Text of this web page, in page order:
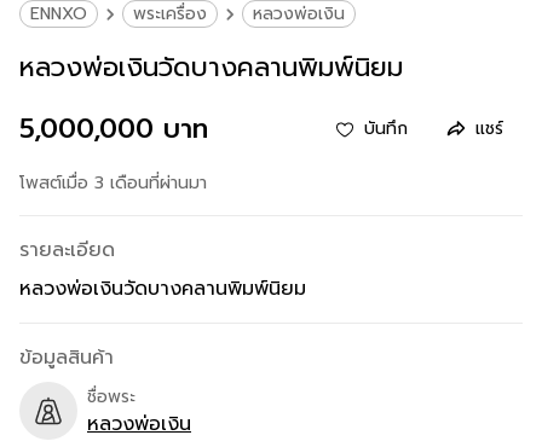
ENNXO พระเครื่อง หลวงพ่อเงิน
หลวงพ่อเงินวัดบางคลานพิมพ์นิยม
5,000,000 บาท
บันทึก แชร์
โพสต์เมื่อ 3 เดือนที่ผ่านมา
รายละเอียด
หลวงพ่อเงินวัดบางคลานพิมพ์นิยม
ข้อมูลสินค้า
ชื่อพระ
หลวงพ่อเงิน